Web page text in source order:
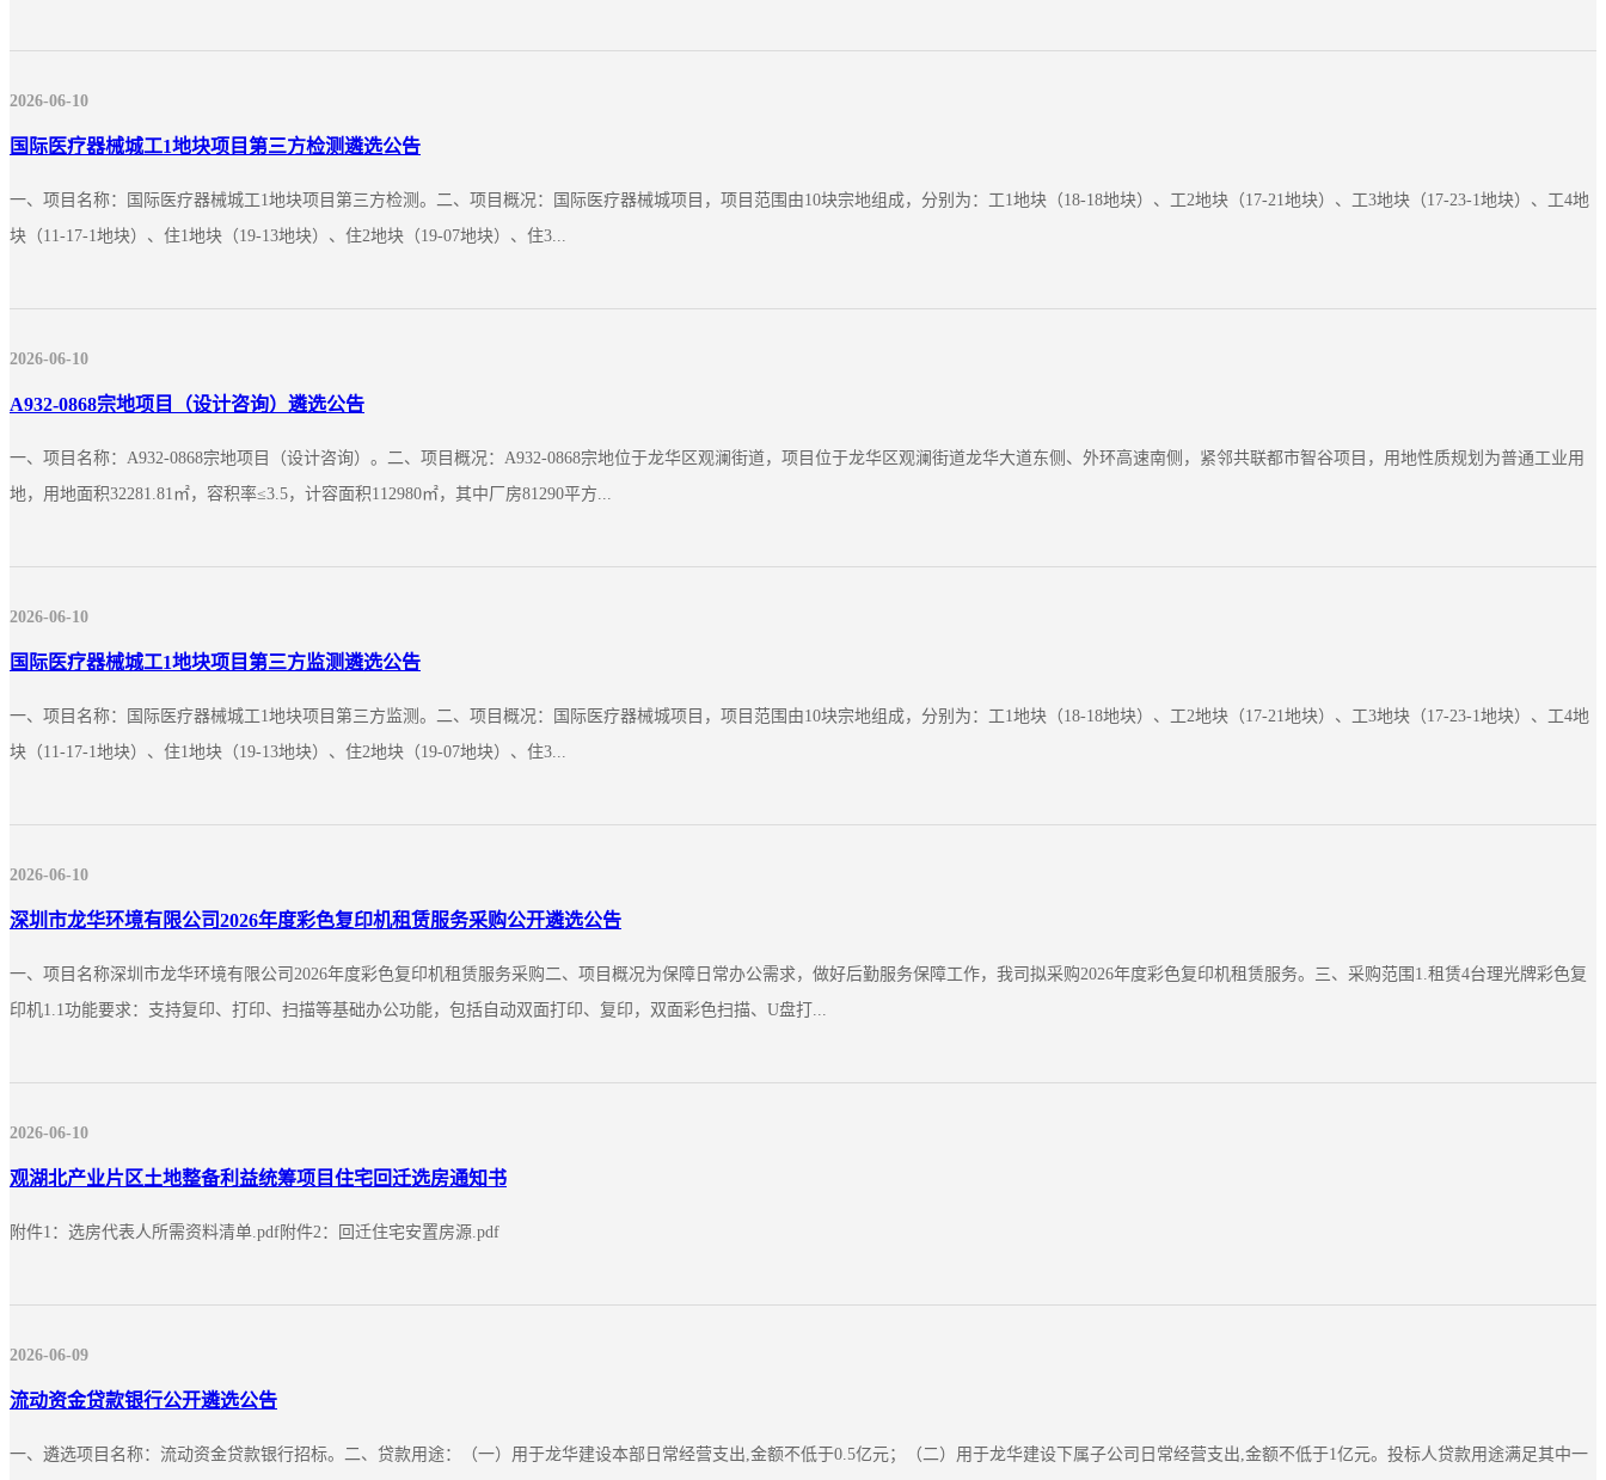
2026-06-10
国际医疗器械城工1地块项目第三方检测遴选公告
一、项目名称：国际医疗器械城工1地块项目第三方检测。二、项目概况：国际医疗器械城项目，项目范围由10块宗地组成，分别为：工1地块（18-18地块）、工2地块（17-21地块）、工3地块（17-23-1地块）、工4地
块（11-17-1地块）、住1地块（19-13地块）、住2地块（19-07地块）、住3...
2026-06-10
A932-0868宗地项目（设计咨询）遴选公告
一、项目名称：A932-0868宗地项目（设计咨询）。二、项目概况：A932-0868宗地位于龙华区观澜街道，项目位于龙华区观澜街道龙华大道东侧、外环高速南侧，紧邻共联都市智谷项目，用地性质规划为普通工业用
地，用地面积32281.81㎡，容积率≤3.5，计容面积112980㎡，其中厂房81290平方...
2026-06-10
国际医疗器械城工1地块项目第三方监测遴选公告
一、项目名称：国际医疗器械城工1地块项目第三方监测。二、项目概况：国际医疗器械城项目，项目范围由10块宗地组成，分别为：工1地块（18-18地块）、工2地块（17-21地块）、工3地块（17-23-1地块）、工4地
块（11-17-1地块）、住1地块（19-13地块）、住2地块（19-07地块）、住3...
2026-06-10
深圳市龙华环境有限公司2026年度彩色复印机租赁服务采购公开遴选公告
一、项目名称深圳市龙华环境有限公司2026年度彩色复印机租赁服务采购二、项目概况为保障日常办公需求，做好后勤服务保障工作，我司拟采购2026年度彩色复印机租赁服务。三、采购范围1.租赁4台理光牌彩色复
印机1.1功能要求：支持复印、打印、扫描等基础办公功能，包括自动双面打印、复印，双面彩色扫描、U盘打...
2026-06-10
观湖北产业片区土地整备利益统筹项目住宅回迁选房通知书
附件1：选房代表人所需资料清单.pdf附件2：回迁住宅安置房源.pdf
2026-06-09
流动资金贷款银行公开遴选公告
一、遴选项目名称：流动资金贷款银行招标。二、贷款用途：（一）用于龙华建设本部日常经营支出,金额不低于0.5亿元；（二）用于龙华建设下属子公司日常经营支出,金额不低于1亿元。投标人贷款用途满足其中一